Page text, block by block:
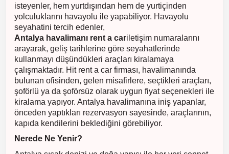
isteyenler, hem yurtdışından hem de yurtiçinden
yolculuklarını havayolu ile yapabiliyor. Havayolu
seyahatini tercih edenler,
Antalya havalimanı rent a cariletişim numaralarını
arayarak, geliş tarihlerine göre seyahatlerinde
kullanmayı düşündükleri araçları kiralamaya
çalışmaktadır. Hit rent a car firması, havalimanında
bulunan ofisinden, gelen misafirlere, seçtikleri araçları,
şoförlü ya da şoförsüz olarak uygun fiyat seçenekleri ile
kiralama yapıyor. Antalya havalimanına iniş yapanlar,
önceden yaptıkları rezervasyon sayesinde, araçlarının,
kapıda kendilerini beklediğini görebiliyor.
Nerede Ne Yenir?